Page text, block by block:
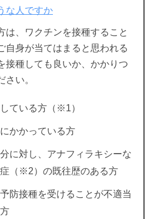
な人ですか
は、ワクチンを接種すること
自身が当てはまると思われる
接種しても良いか、かかりつ
さい。
ている方（※1）
かかっている方
に対し、アナフィラキシーな
（※2）の既往歴のある方
予防接種を受けることが不適当